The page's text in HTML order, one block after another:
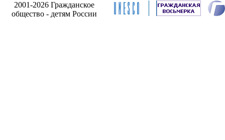
2001-2026 Гражданское
общество - детям России